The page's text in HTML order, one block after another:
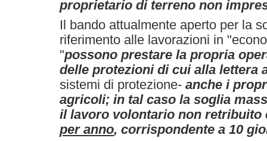
proprietario di terreno non
Il bando attualmente aperto per la
riferimento alle lavorazioni in
"possono prestare la propria
delle protezioni di cui alla lettera
sistemi di protezione- anche i
agricoli; in tal caso la soglia
il lavoro volontario non retribuito
per anno, corrispondente a 10